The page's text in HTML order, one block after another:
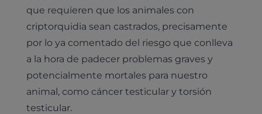
Diagnóstico veterinario por imagen
Ecografía
Pruebas cropológicas
Pruebas histológicas – microscopio
Identificación con microchip y pasaporte
Esterilización
Vacunación
Hospitalización
Dermatología
Odontología
Traumatología
Nutrición
Planes de salud para perros
Planes de salud para gatos
Todos los planes de salud
¿Quiénes somos?
Comité de expertos veterinarios
que requieren que los animales con
criptorquidia sean castrados, precisamente
por lo ya comentado del riesgo que conlleva
a la hora de padecer problemas graves y
potencialmente mortales para nuestro
animal, como cáncer testicular y torsión
testicular.